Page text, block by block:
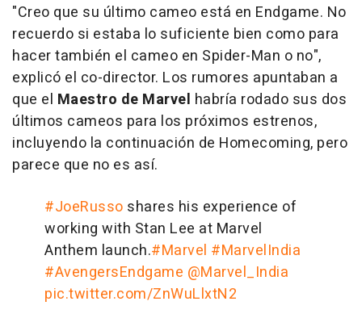
"Creo que su último cameo está en Endgame. No
recuerdo si estaba lo suficiente bien como para
hacer también el cameo en Spider-Man o no",
explicó el co-director. Los rumores apuntaban a
que el Maestro de Marvel habría rodado sus dos
últimos cameos para los próximos estrenos,
incluyendo la continuación de Homecoming, pero
parece que no es así.
#JoeRusso shares his experience of
working with Stan Lee at Marvel
Anthem launch.#Marvel #MarvelIndia
#AvengersEndgame @Marvel_India
pic.twitter.com/ZnWuLlxtN2